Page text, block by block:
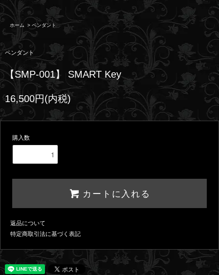
ホーム > ペンダント
ペンダント
【SMP-001】 SMART Key
16,500円(内税)
購入数
カートに入れる
返品について
特定商取引法に基づく表記